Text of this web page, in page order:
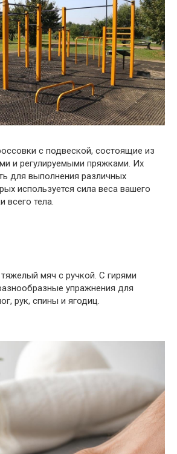
с подвеской, состоящие из
и регулируемыми пряжками. Их
для выполнения различных
используется сила веса вашего
всего тела.
тяжелый мяч с ручкой. С гирями
упражнения для
рук, спины и ягодиц.